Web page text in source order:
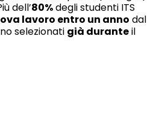
dell’80%degli studenti ITS
lavoro entro un anno dal
selezionati già duranteil